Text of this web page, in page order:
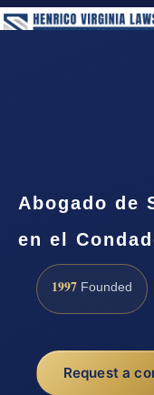
Abogado de
en el
1997 Founded
Request a